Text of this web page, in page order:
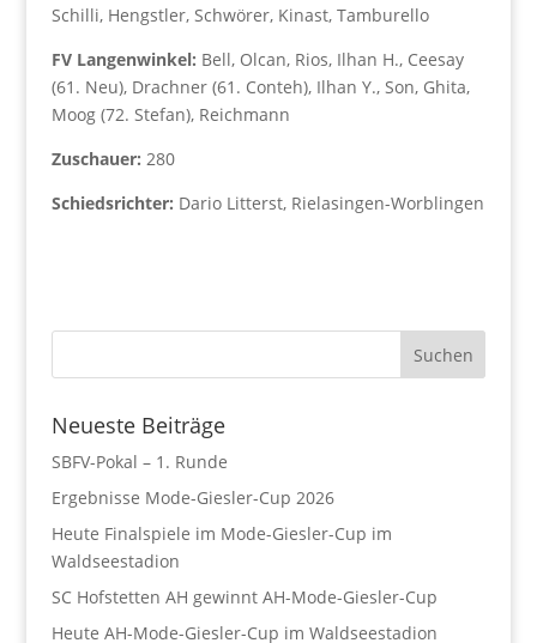
Schilli, Hengstler, Schwörer, Kinast, Tamburello
FV Langenwinkel: Bell, Olcan, Rios, Ilhan H., Ceesay
(61. Neu), Drachner (61. Conteh), Ilhan Y., Son, Ghita,
Moog (72. Stefan), Reichmann
Zuschauer: 280
Schiedsrichter: Dario Litterst, Rielasingen-Worblingen
Neueste Beiträge
SBFV-Pokal – 1. Runde
Ergebnisse Mode-Giesler-Cup 2026
Heute Finalspiele im Mode-Giesler-Cup im
Waldseestadion
SC Hofstetten AH gewinnt AH-Mode-Giesler-Cup
Heute AH-Mode-Giesler-Cup im Waldseestadion